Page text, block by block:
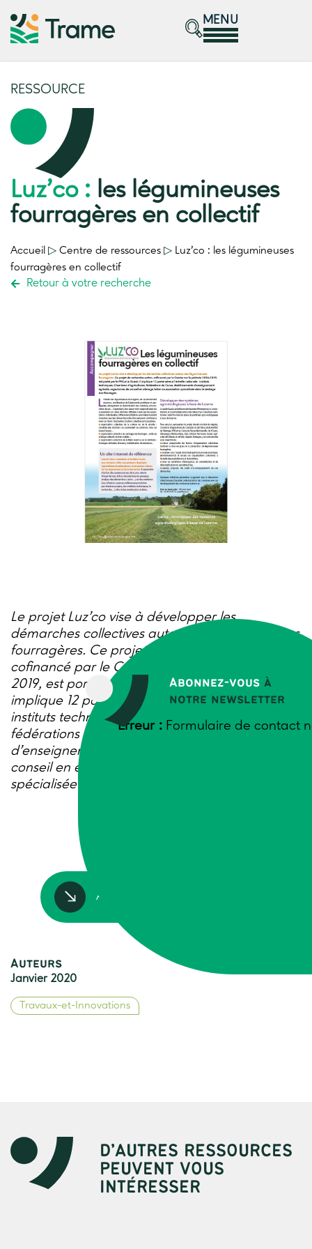
MENU
Abonnez-vous à
notre newsletter
Erreur : Formulaire de contact
RESSOURCE
Luz’co : les légumineuses
fourragères en collectif
Accueil ▷ Centre de ressources ▷ Luz’co : les légumineuses
fourragères en collectif
Retour à votre recherche
Le projet Luz’co vise à développer les
démarches collectives autour des légumineuses
fourragères. Ce projet de recherche-action,
cofinancé par le Casdar sur la période 2016-
2019, est porté par la FRCuma Ouest. Il
implique 12 partenaires à l’échelle nationale :
instituts techniques, Chambres d’agricultures,
fédérations de Cuma, établissements
d’enseignement agricole, organismes de
conseil en élevage laitier ou association
spécialisée dans le séchage des fourrages.
Accédez à la ressource
Auteurs
Janvier 2020
Travaux-et-Innovations
D’AUTRES RESSOURCES
PEUVENT VOUS
INTÉRESSER